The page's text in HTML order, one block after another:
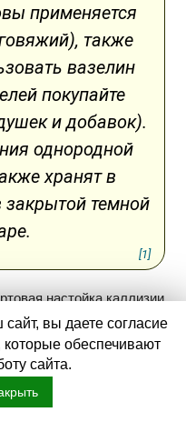
применяется
также
вазелин
покупайте
и добавок).
однородной
хранят в
закрытой темной
[1]
настойка каллизии,
свежего сока или
несложно готовить.
и усиливает
уса. Рецепт
вы даете согласие
обеспечивают
сайта.